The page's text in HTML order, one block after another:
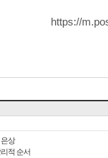
https://
상
적 순서